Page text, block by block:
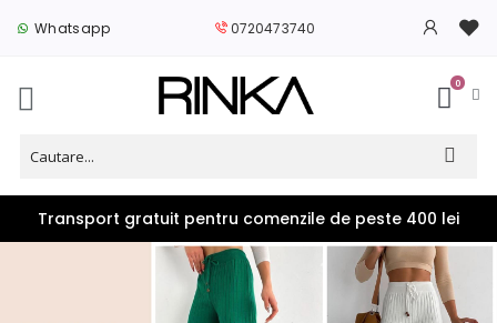
Whatsapp 0720473740
0
Transport gratuit pentru comenzile de peste 400 lei